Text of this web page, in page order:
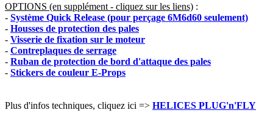
OPTIONS (en supplément - cliquez sur les liens) :
- Système Quick Release (pour perçage 6M6d60 seulement)
- Housses de protection des pales
- Visserie de fixation sur le moteur
- Contreplaques de serrage
- Ruban de protection de bord d'attaque des pales
- Stickers de couleur E-Props
Plus d'infos techniques, cliquez ici => HELICES PLUG'n'FLY